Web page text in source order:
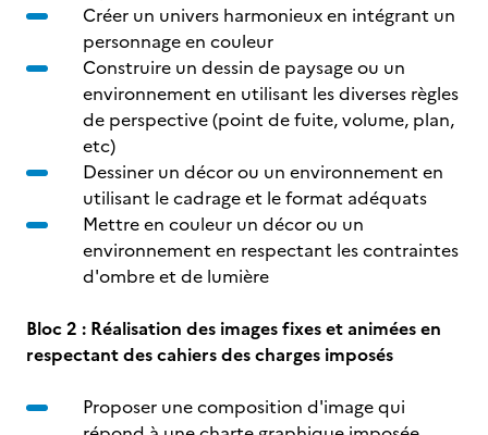
Créer un univers harmonieux en intégrant un
personnage en couleur
Construire un dessin de paysage ou un
environnement en utilisant les diverses règles
de perspective (point de fuite, volume, plan,
etc)
Dessiner un décor ou un environnement en
utilisant le cadrage et le format adéquats
Mettre en couleur un décor ou un
environnement en respectant les contraintes
d'ombre et de lumière
Bloc 2 : Réalisation des images fixes et animées en
respectant des cahiers des charges imposés
Proposer une composition d'image qui